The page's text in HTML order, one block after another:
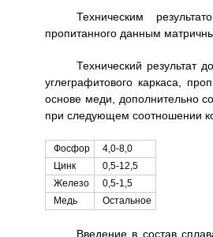
Техническим
пропитанного данным
Технический результат
углеграфитового каркаса,
основе меди, дополнительно
при следующем соотношении
Фосфор
4,0-8,0
Цинк
0,5-12,5
Железо
0,5-1,5
Медь
Остальное
Введение в состав